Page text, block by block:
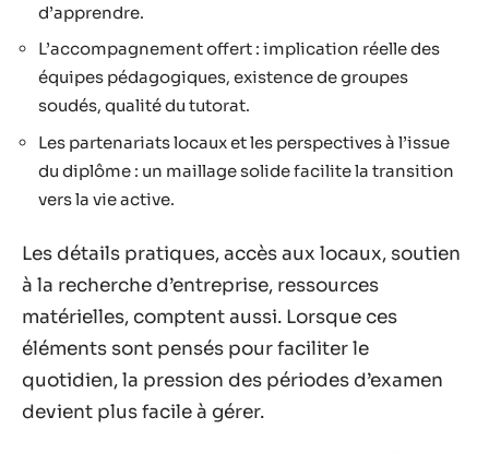
d’apprendre.
L’accompagnement offert : implication réelle des
équipes pédagogiques, existence de groupes
soudés, qualité du tutorat.
Les partenariats locaux et les perspectives à l’issue
du diplôme : un maillage solide facilite la transition
vers la vie active.
Les détails pratiques, accès aux locaux, soutien
à la recherche d’entreprise, ressources
matérielles, comptent aussi. Lorsque ces
éléments sont pensés pour faciliter le
quotidien, la pression des périodes d’examen
devient plus facile à gérer.